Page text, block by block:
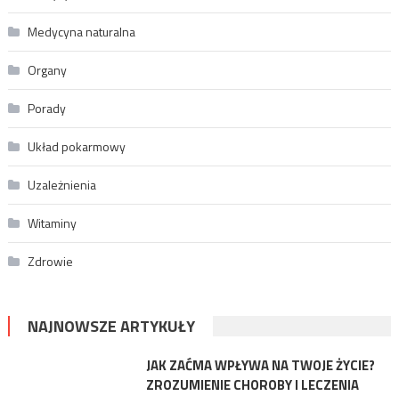
Medycyna naturalna
Organy
Porady
Układ pokarmowy
Uzależnienia
Witaminy
Zdrowie
NAJNOWSZE ARTYKUŁY
JAK ZAĆMA WPŁYWA NA TWOJE ŻYCIE?
ZROZUMIENIE CHOROBY I LECZENIA